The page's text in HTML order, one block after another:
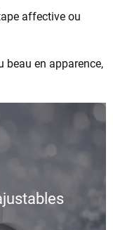
affective ou
beau en apparence,